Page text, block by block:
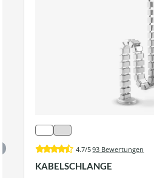
4.7/593 Bewertungen
KABELSCHLANGE